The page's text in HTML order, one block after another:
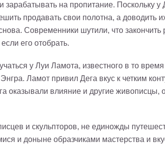
зарабатывать на пропитание. Поскольку
продавать свои полотна, а доводить
Современники шутили, что закончить
его отобрать.
у Луи Ламота, известного в то
Ламот привил Дега вкус к четким
оказывали влияние и другие живописцы,
и скульпторов, не единожды
и доныне образчиками мастерства и